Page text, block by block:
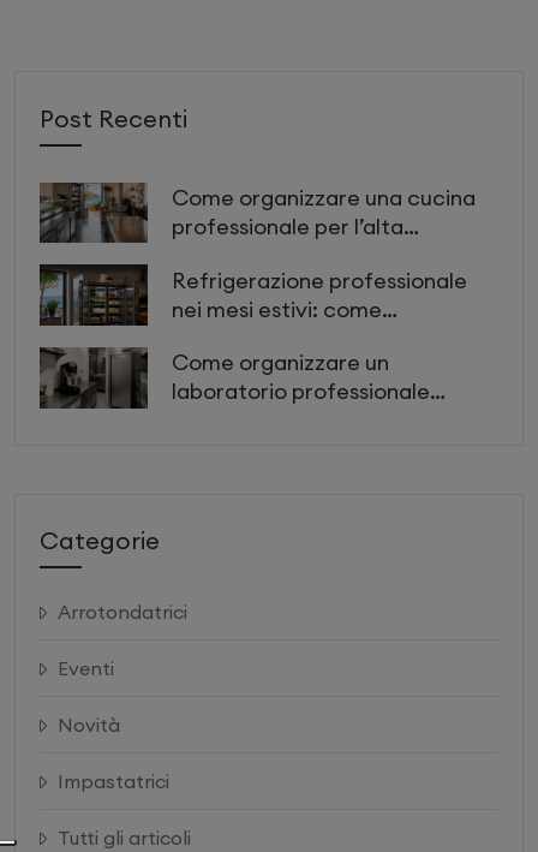
Post Recenti
Come organizzare una cucina
professionale per l’alta
per lavorare più velocemente
Refrigerazione professionale
nei mesi estivi: come
preparazioni e produttività
Come organizzare un
laboratorio professionale
Categorie
Arrotondatrici
Eventi
Novità
Impastatrici
Tutti gli articoli